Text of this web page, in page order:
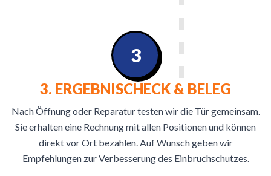
3. ERGEBNISCHECK & BELEG
Nach Öffnung oder Reparatur testen wir die Tür gemeinsam.
Sie erhalten eine Rechnung mit allen Positionen und können
direkt vor Ort bezahlen. Auf Wunsch geben wir
Empfehlungen zur Verbesserung des Einbruchschutzes.
3